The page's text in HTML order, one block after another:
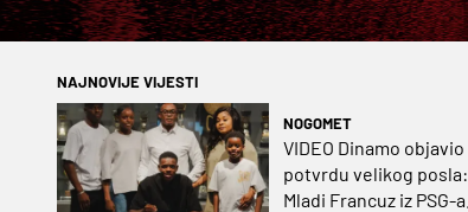
NAJNOVIJE VIJESTI
NOGOMET
VIDEO Dinamo objavio
potvrdu velikog posla:
Mladi Francuz iz PSG-a